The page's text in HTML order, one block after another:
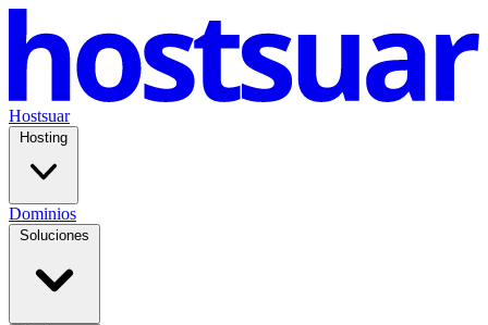
Hostsuar
Hosting
Dominios
Soluciones